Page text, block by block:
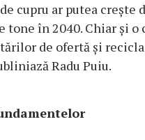
cupru ar putea crește
tone în 2040. Chiar și o
de ofertă și
Radu Puiu.